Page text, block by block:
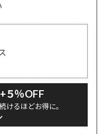
５％OFF
るほどお得に。